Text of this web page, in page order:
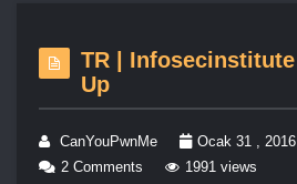
TR |
Up
CanYouPwnMe Ocak 31 , 2016
2 Comments
1991 views